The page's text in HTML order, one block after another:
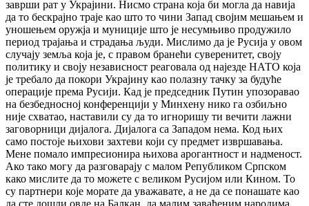
заврши рат у Украјини. Нисмо страна која би могла да навија
да то бескрајно траје као што то чини Запад својим мешањем и
уношењем оружја и муниције што је несумњиво продужило
период трајања и страдања људи. Мислимо да је Русија у овом
случају земља која је, с правом бранећи суверенитет, своју
политику и своју независност реаговала од најезде НАТО која
је требало да покори Украјину као полазну тачку за будуће
операције према Русији. Кад је председник Путин упозоравао
на безбедносној конференцији у Минхену нико га озбиљно
није схватао, наставили су да то игноришу ти вечити лажни
заговорници дијалога. Дијалога са Западом нема. Код њих
само постоје њихови захтеви који су предмет извршавања.
Мене помало импресионира њихова арогантност и надменост.
Ако тако могу да разговарају с малом Републиком Српском
како мислите да то можете с великом Русијом или Кином. То
су партнери које морате да уважавате, а не да се понашате као
да сте дошли овде на Балкан, да малим завађеним народима